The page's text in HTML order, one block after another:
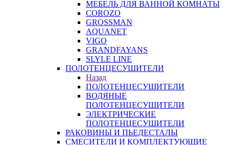
МЕБЕЛЬ ДЛЯ ВАННОЙ КОМНАТЫ
COROZO
GROSSMAN
AQUANET
VIGO
GRANDFAYANS
SLYLE LINE
ПОЛОТЕНЦЕСУШИТЕЛИ
Назад
ПОЛОТЕНЦЕСУШИТЕЛИ
ВОДЯНЫЕ
ПОЛОТЕНЦЕСУШИТЕЛИ
ЭЛЕКТРИЧЕСКИЕ
ПОЛОТЕНЦЕСУШИТЕЛИ
РАКОВИНЫ И ПЬЕДЕСТАЛЫ
СМЕСИТЕЛИ И КОМПЛЕКТУЮЩИЕ